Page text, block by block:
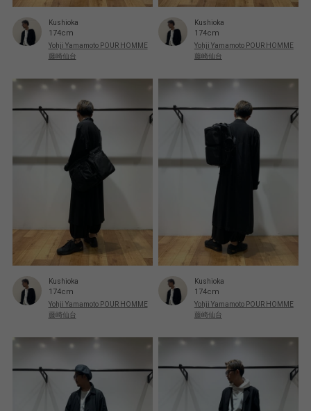
Kushioka
174cm
Yohji Yamamoto POUR HOMME
藤崎仙台
Kushioka
174cm
Yohji Yamamoto POUR HOMME
藤崎仙台
Kushioka
174cm
Yohji Yamamoto POUR HOMME
藤崎仙台
Kushioka
174cm
Yohji Yamamoto POUR HOMME
藤崎仙台